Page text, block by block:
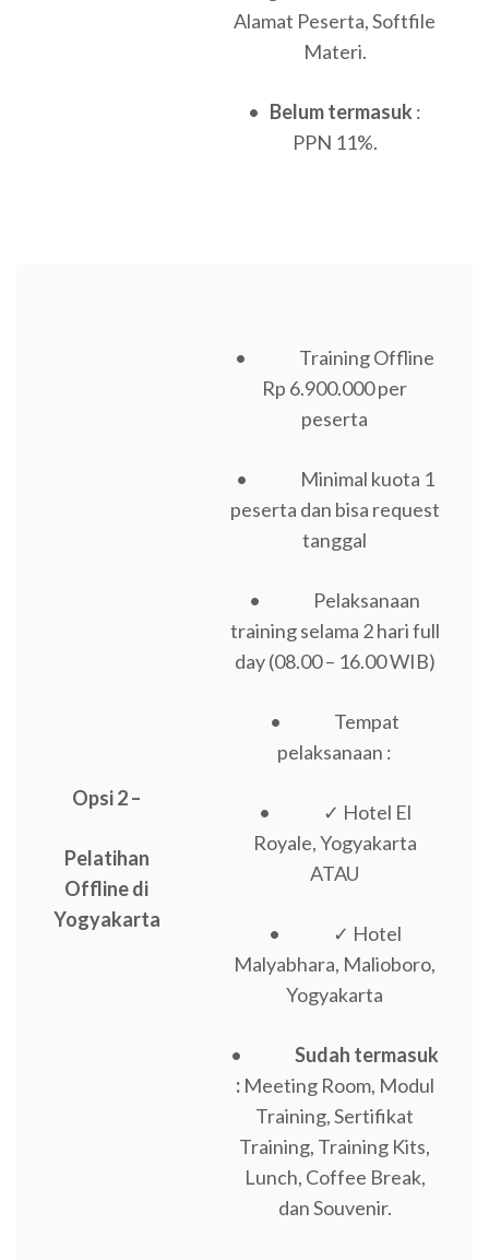
Alamat Peserta, Softfile
Materi.
• Belum termasuk :
PPN 11%.
Opsi 2 –
Pelatihan
Offline di
Yogyakarta
• Training Offline
Rp 6.900.000 per
peserta
• Minimal kuota 1
peserta dan bisa request
tanggal
• Pelaksanaan
training selama 2 hari full
day (08.00 – 16.00 WIB)
• Tempat
pelaksanaan :
• ✓ Hotel El
Royale, Yogyakarta
ATAU
• ✓ Hotel
Malyabhara, Malioboro,
Yogyakarta
• Sudah termasuk
: Meeting Room, Modul
Training, Sertifikat
Training, Training Kits,
Lunch, Coffee Break,
dan Souvenir.